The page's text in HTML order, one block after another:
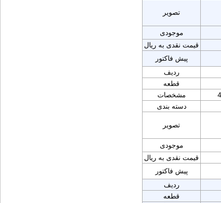
تصویر
موجودی
قیمت نقدی به ریال
پیش فاکتور
ردیف
قطعه
مشخصات
دسته بندی
تصویر
موجودی
قیمت نقدی به ریال
پیش فاکتور
ردیف
قطعه